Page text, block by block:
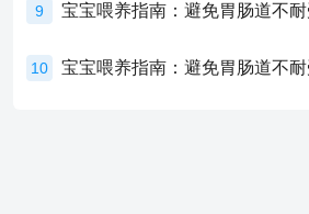
9 宝宝喂养指南：避免胃肠道不
10 宝宝喂养指南：避免胃肠道不